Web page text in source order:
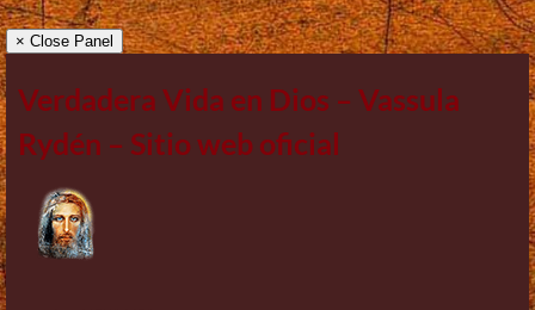
× Close Panel
Verdadera Vida en Dios – Vassula
Rydén – Sitio web oficial